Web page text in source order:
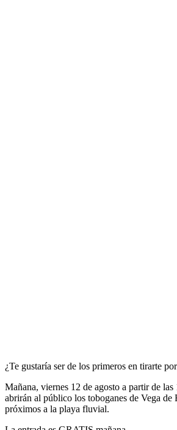
¿Te gustaría ser de los primeros en tirarte
Mañana, viernes 12 de agosto a partir de
abrirán al público los toboganes de Vega de
próximos a la playa fluvial.